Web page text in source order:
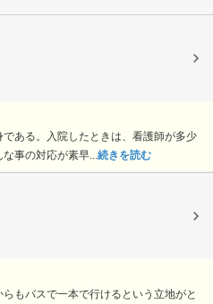
ある。入院したときは、看護師が多少
事の対応が素早... 続きを読む
もバスで一本で行けるという立地がと